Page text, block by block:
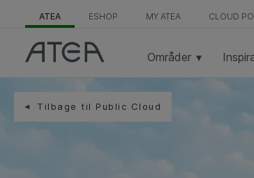
ATEA ESHOP MY ATEA CLOUD
Områder
Tilbage til Public Cloud